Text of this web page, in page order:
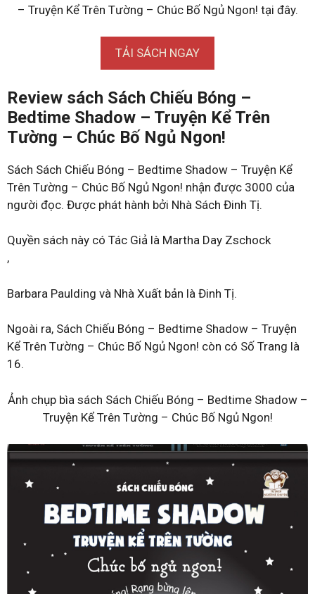
– Truyện Kể Trên Tường – Chúc Bố Ngủ Ngon! tại đây.
TẢI SÁCH NGAY
Review sách Sách Chiếu Bóng –
Bedtime Shadow – Truyện Kể Trên
Tường – Chúc Bố Ngủ Ngon!
Sách Sách Chiếu Bóng – Bedtime Shadow – Truyện Kể
Trên Tường – Chúc Bố Ngủ Ngon! nhận được 3000 của
người đọc. Được phát hành bởi Nhà Sách Đinh Tị.
Quyền sách này có Tác Giả là Martha Day Zschock
,
Barbara Paulding và Nhà Xuất bản là Đinh Tị.
Ngoài ra, Sách Chiếu Bóng – Bedtime Shadow – Truyện
Kể Trên Tường – Chúc Bố Ngủ Ngon! còn có Số Trang là
16.
Ảnh chụp bìa sách Sách Chiếu Bóng – Bedtime Shadow –
Truyện Kể Trên Tường – Chúc Bố Ngủ Ngon!